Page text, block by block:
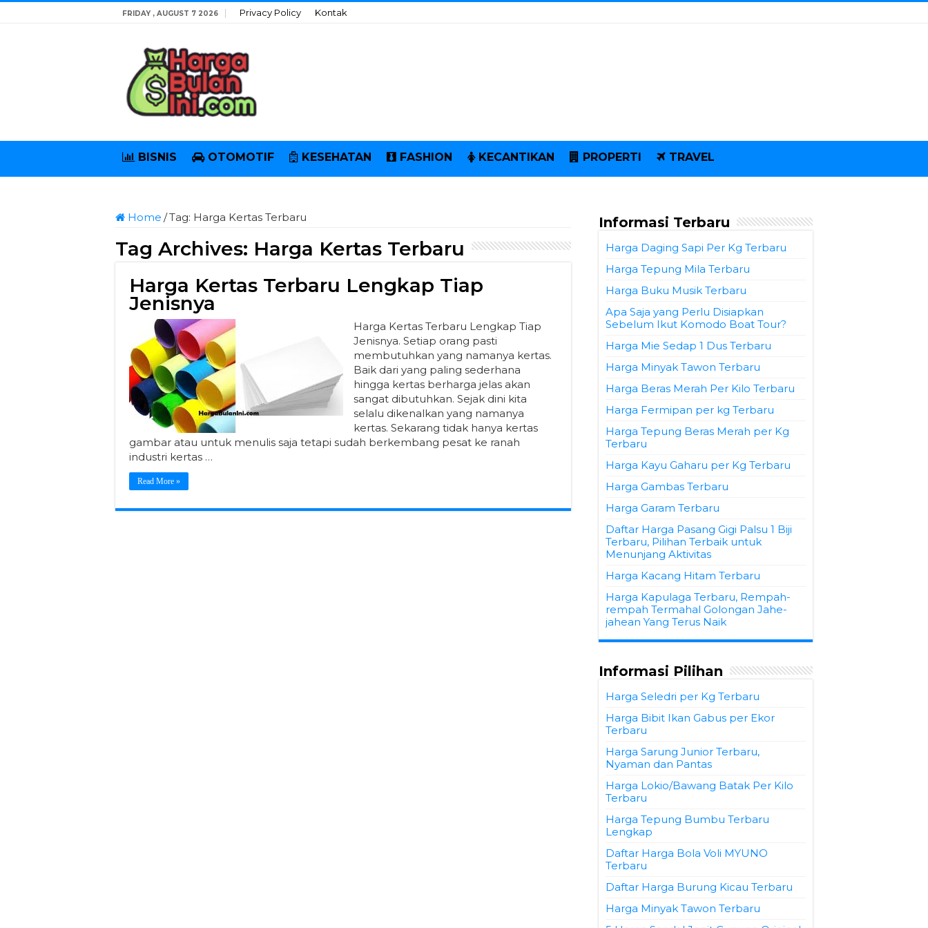
FRIDAY , AUGUST 7 2026 Privacy Policy Kontak
BISNIS OTOMOTIF KESEHATAN FASHION KECANTIKAN PROPERTI TRAVEL
Home /Tag: Harga Kertas Terbaru
Tag Archives: Harga Kertas Terbaru
Harga Kertas Terbaru Lengkap Tiap
Jenisnya
Harga Kertas Terbaru Lengkap Tiap
Jenisnya. Setiap orang pasti
membutuhkan yang namanya kertas.
Baik dari yang paling sederhana
hingga kertas berharga jelas akan
sangat dibutuhkan. Sejak dini kita
selalu dikenalkan yang namanya
kertas. Sekarang tidak hanya kertas
gambar atau untuk menulis saja tetapi sudah berkembang pesat ke ranah
industri kertas …
Read More »
Informasi Terbaru
Harga Daging Sapi Per Kg Terbaru
Harga Tepung Mila Terbaru
Harga Buku Musik Terbaru
Apa Saja yang Perlu Disiapkan
Sebelum Ikut Komodo Boat Tour?
Harga Mie Sedap 1 Dus Terbaru
Harga Minyak Tawon Terbaru
Harga Beras Merah Per Kilo Terbaru
Harga Fermipan per kg Terbaru
Harga Tepung Beras Merah per Kg
Terbaru
Harga Kayu Gaharu per Kg Terbaru
Harga Gambas Terbaru
Harga Garam Terbaru
Daftar Harga Pasang Gigi Palsu 1 Biji
Terbaru, Pilihan Terbaik untuk
Menunjang Aktivitas
Harga Kacang Hitam Terbaru
Harga Kapulaga Terbaru, Rempah-
rempah Termahal Golongan Jahe-
jahean Yang Terus Naik
Informasi Pilihan
Harga Seledri per Kg Terbaru
Harga Bibit Ikan Gabus per Ekor
Terbaru
Harga Sarung Junior Terbaru,
Nyaman dan Pantas
Harga Lokio/Bawang Batak Per Kilo
Terbaru
Harga Tepung Bumbu Terbaru
Lengkap
Daftar Harga Bola Voli MYUNO
Terbaru
Daftar Harga Burung Kicau Terbaru
Harga Minyak Tawon Terbaru